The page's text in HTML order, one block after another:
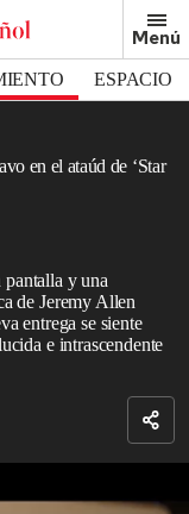
Menú
ESPACIO
en el ataúd de ‘Star
pantalla y una
de Jeremy Allen
entrega se siente
e intrascendente